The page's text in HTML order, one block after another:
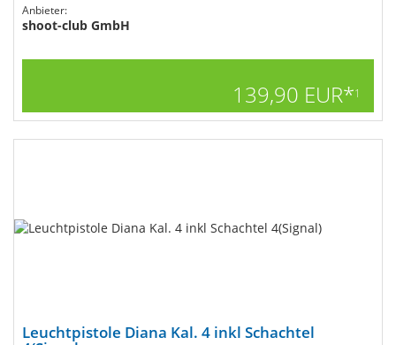
Anbieter:
shoot-club GmbH
139,90 EUR*1
Leuchtpistole Diana Kal. 4 inkl Schachtel